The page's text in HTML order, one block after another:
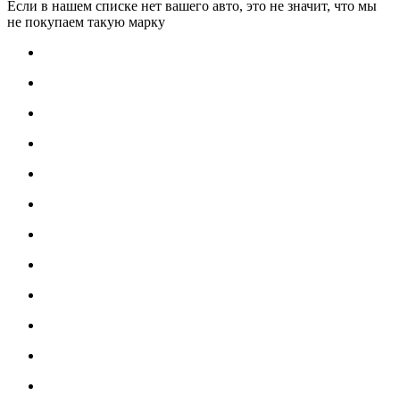
Если в нашем списке нет вашего авто, это не значит, что мы
не покупаем такую марку